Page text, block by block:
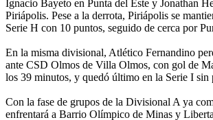
Ignacio Bayeto en Punta del Este y Jonathan
Piriápolis. Pese a la derrota, Piriápolis se
Serie H con 10 puntos, seguido de cerca por
En la misma divisional, Atlético Fernandino
ante CSD Olmos de Villa Olmos, con gol de
los 39 minutos, y quedó último en la Serie I sin
Con la fase de grupos de la Divisional A ya
enfrentará a Barrio Olímpico de Minas y